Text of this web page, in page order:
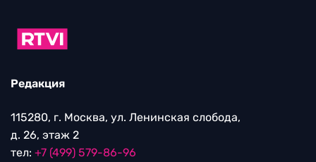
Редакция
115280, г. Москва, ул. Ленинская слобода,
д. 26, этаж 2
тел: +7 (499) 579-86-96